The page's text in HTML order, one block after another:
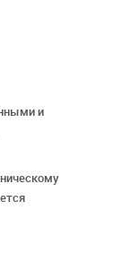
и